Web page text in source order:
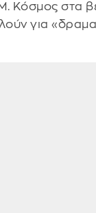
Κόσμος στα
για